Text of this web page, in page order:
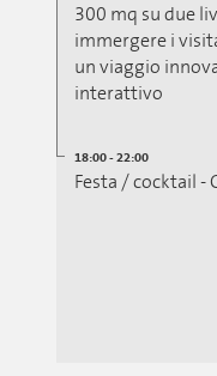
300 mq su due
immergere i
un viaggio
interattivo
18:00 - 22:00
Festa / cocktail -